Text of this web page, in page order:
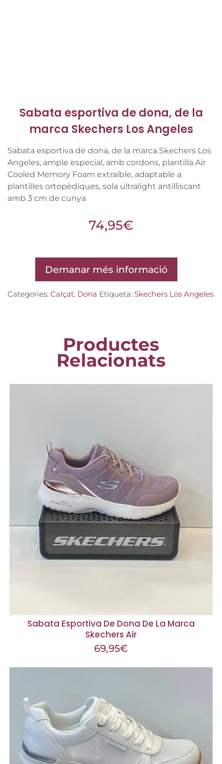
Sabata esportiva de dona, de la
marca Skechers Los Angeles
Sabata esportiva de dona, de la marca Skechers Los
Angeles, ample especial, amb cordons, plantilla Air
Cooled Memory Foam extraíble, adaptable a
plantilles ortopèdiques, sola ultralight antilliscant
amb 3 cm de cunya
74,95€
Demanar més informació
Categories: Calçat, Dona Etiqueta: Skechers Los Angeles
Productes
Relacionats
Sabata Esportiva De Dona De La Marca
Skechers Air
69,95€